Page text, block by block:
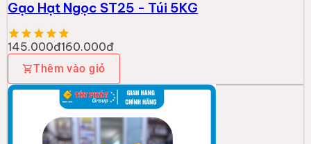
Gạo Hạt Ngọc ST25 - Túi 5KG
145.000đ160.000đ
Thêm vào giỏ